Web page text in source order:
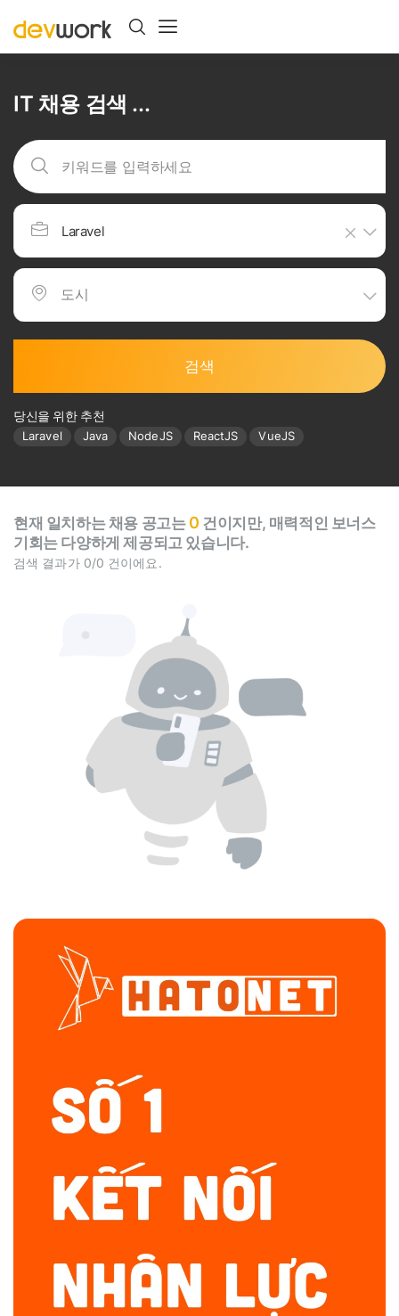
IT 채용 검색 ...
Laravel
검색
당신을 위한 추천
Laravel Java NodeJS ReactJS VueJS
현재 일치하는 채용 공고는 0 건이지만, 매력적인 보너스
기회는 다양하게 제공되고 있습니다.
검색 결과가 0/0 건이에요.